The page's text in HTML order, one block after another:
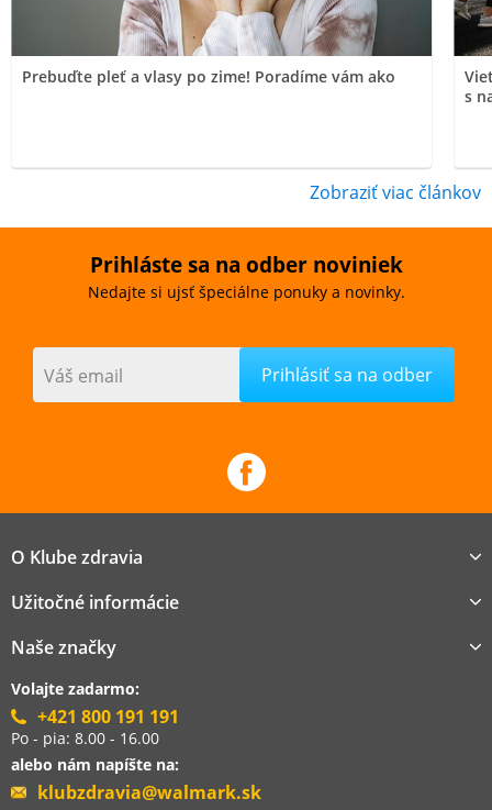
Prebuďte pleť a vlasy po zime! Poradíme vám ako
s
Zobraziť viac článkov
Prihláste sa na odber noviniek
Nedajte si ujsť špeciálne ponuky a novinky.
Váš email
O Klube zdravia
Užitočné informácie
Naše značky
Volajte zadarmo:
+421 800 191 191
Po - pia: 8.00 - 16.00
alebo nám napíšte na:
klubzdravia@walmark.sk